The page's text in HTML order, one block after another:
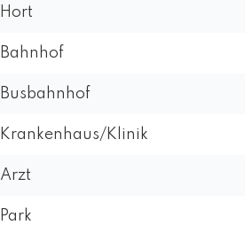
Hort
Bahnhof
Busbahnhof
Krankenhaus/Klinik
Arzt
Park